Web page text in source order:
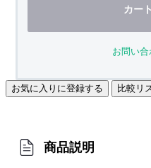
カー
お問い
お気に入りに登録する 比較リ
商品説明